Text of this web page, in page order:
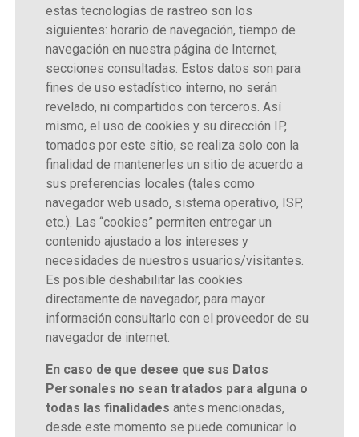
estas tecnologías de rastreo son los
siguientes: horario de navegación, tiempo de
navegación en nuestra página de Internet,
secciones consultadas. Estos datos son para
fines de uso estadístico interno, no serán
revelado, ni compartidos con terceros. Así
mismo, el uso de cookies y su dirección IP,
tomados por este sitio, se realiza solo con la
finalidad de mantenerles un sitio de acuerdo a
sus preferencias locales (tales como
navegador web usado, sistema operativo, ISP,
etc.). Las “cookies” permiten entregar un
contenido ajustado a los intereses y
necesidades de nuestros usuarios/visitantes.
Es posible deshabilitar las cookies
directamente de navegador, para mayor
información consultarlo con el proveedor de su
navegador de internet.
En caso de que desee que sus Datos
Personales no sean tratados para alguna o
todas las finalidades antes mencionadas,
desde este momento se puede comunicar lo